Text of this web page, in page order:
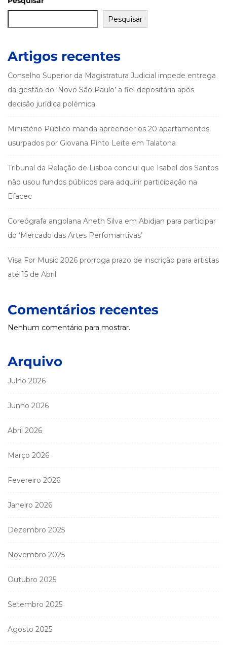
Pesquisar
Artigos recentes
Conselho Superior da Magistratura Judicial impede entrega
da gestão do ‘Novo São Paulo’ a fiel depositária após
decisão jurídica polémica
Ministério Público manda apreender os 20 apartamentos
usurpados por Giovana Pinto Leite em Talatona
Tribunal da Relação de Lisboa conclui que Isabel dos Santos
não usou fundos públicos para adquirir participação na
Efacec
Coreógrafa angolana Aneth Silva em Abidjan para participar
do ‘Mercado das Artes Perfomantivas’
Visa For Music 2026 prorroga prazo de inscrição para artistas
até 15 de Abril
Comentários recentes
Nenhum comentário para mostrar.
Arquivo
Julho 2026
Junho 2026
Abril 2026
Março 2026
Fevereiro 2026
Janeiro 2026
Dezembro 2025
Novembro 2025
Outubro 2025
Setembro 2025
Agosto 2025